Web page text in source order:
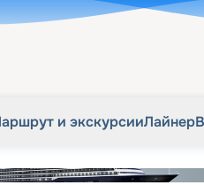
и экскурсииЛайнер